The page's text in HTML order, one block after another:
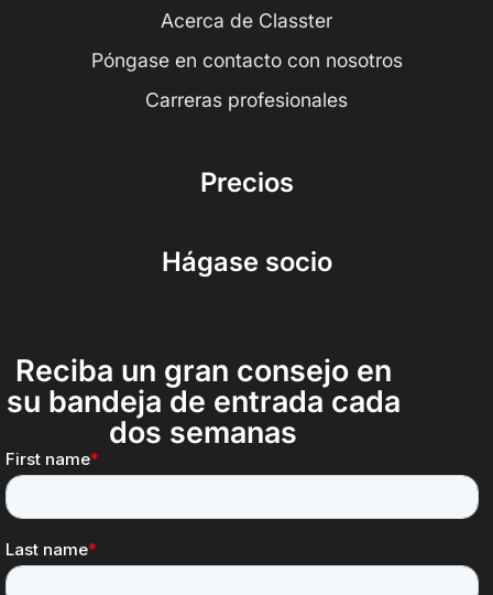
Acerca de Classter
Póngase en contacto con nosotros
Carreras profesionales
Precios
Hágase socio
Reciba un gran consejo en
su bandeja de entrada cada
dos semanas